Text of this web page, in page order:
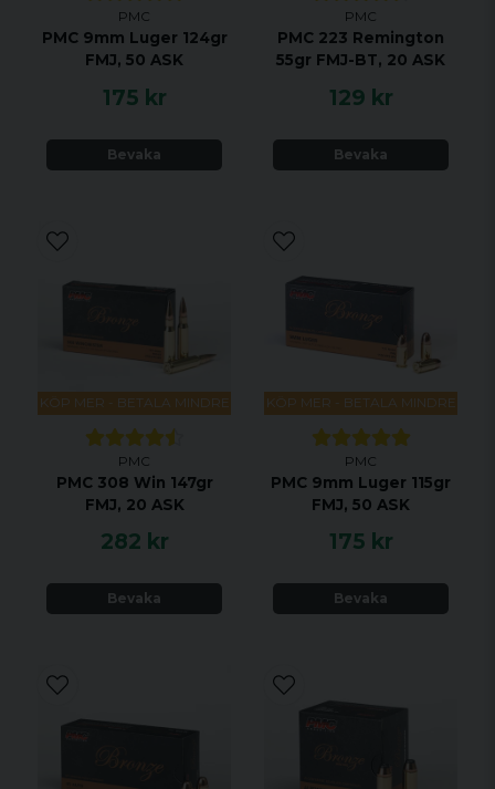
PMC
PMC 9mm Luger 124gr
FMJ, 50 ASK
175 kr
Bevaka
PMC
PMC 223 Remington
55gr FMJ-BT, 20 ASK
129 kr
Bevaka
KÖP MER - BETALA MINDRE
PMC
PMC 308 Win 147gr
FMJ, 20 ASK
282 kr
Bevaka
KÖP MER - BETALA MINDRE
PMC
PMC 9mm Luger 115gr
FMJ, 50 ASK
175 kr
Bevaka